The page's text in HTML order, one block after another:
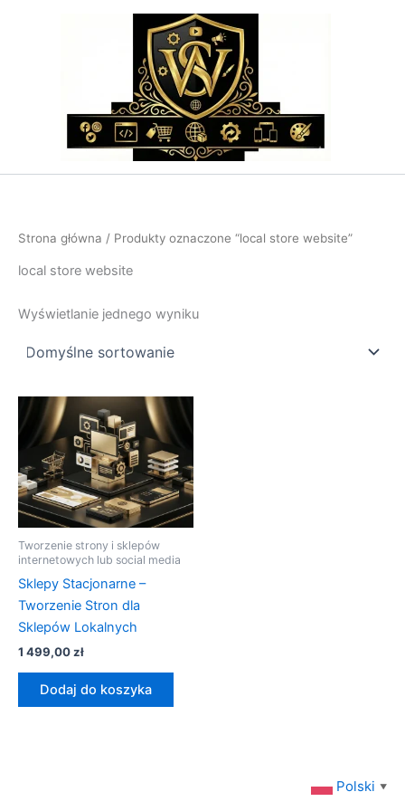
Strona główna / Produkty oznaczone “local store website”
local store website
Wyświetlanie jednego wyniku
Tworzenie strony i sklepów
internetowych lub social media
Sklepy Stacjonarne –
Tworzenie Stron dla
Sklepów Lokalnych
1 499,00zł
Dodaj do koszyka
Polski ▼